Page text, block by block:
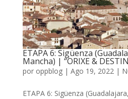
ETAPA 6: Sigüenza
Mancha) | “ORIXE &
por oppblog| Ago 19, 2022|
ETAPA 6: Sigüenza